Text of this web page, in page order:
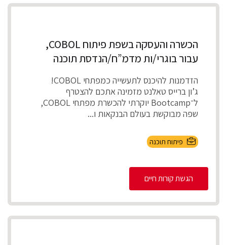
הכשרה והעסקה בשפת פיתוח COBOL,
עבור בוגרי/ות מדמ”ח/הנדסת תוכנה
הזדמנות להיכנס לתעשייה כמפתחי COBOL!
ג’ון ברייס טאלנט מזמינה אתכם להצטרף
ל־Bootcamp יוקרתי להכשרת מפתחי COBOL,
שפה מבוקשת בעולם הבנקאות ו...
פיתוח תוכנה
הגשת קורות חיים